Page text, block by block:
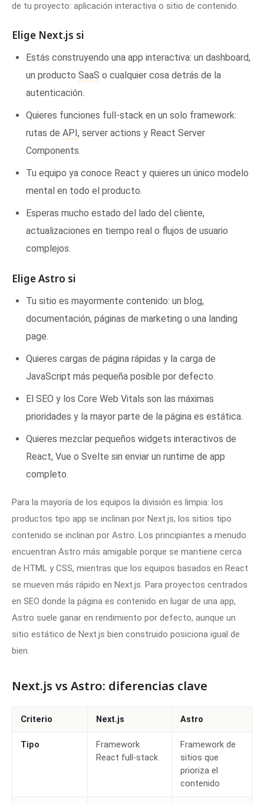
de tu proyecto: aplicación interactiva o sitio de contenido.
Elige Next.js si
Estás construyendo una app interactiva: un dashboard,
un producto SaaS o cualquier cosa detrás de la
autenticación.
Quieres funciones full-stack en un solo framework:
rutas de API, server actions y React Server
Components.
Tu equipo ya conoce React y quieres un único modelo
mental en todo el producto.
Esperas mucho estado del lado del cliente,
actualizaciones en tiempo real o flujos de usuario
complejos.
Elige Astro si
Tu sitio es mayormente contenido: un blog,
documentación, páginas de marketing o una landing
page.
Quieres cargas de página rápidas y la carga de
JavaScript más pequeña posible por defecto.
El SEO y los Core Web Vitals son las máximas
prioridades y la mayor parte de la página es estática.
Quieres mezclar pequeños widgets interactivos de
React, Vue o Svelte sin enviar un runtime de app
completo.
Para la mayoría de los equipos la división es limpia: los
productos tipo app se inclinan por Next.js, los sitios tipo
contenido se inclinan por Astro. Los principiantes a menudo
encuentran Astro más amigable porque se mantiene cerca
de HTML y CSS, mientras que los equipos basados en React
se mueven más rápido en Next.js. Para proyectos centrados
en SEO donde la página es contenido en lugar de una app,
Astro suele ganar en rendimiento por defecto, aunque un
sitio estático de Next.js bien construido posiciona igual de
bien.
Next.js vs Astro: diferencias clave
Criterio Next.js Astro
Tipo
Framework
React full-stack
Framework de
sitios que
prioriza el
contenido